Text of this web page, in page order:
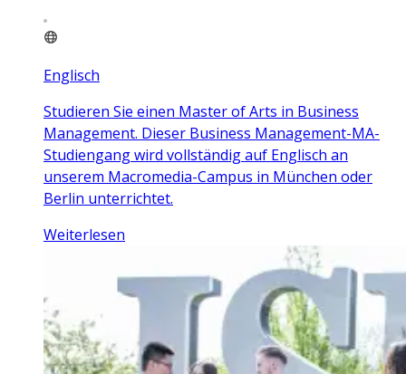
Englisch
Studieren Sie einen Master of Arts in Business
Management. Dieser Business Management-MA-
Studiengang wird vollständig auf Englisch an
unserem Macromedia-Campus in München oder
Berlin unterrichtet.
Weiterlesen